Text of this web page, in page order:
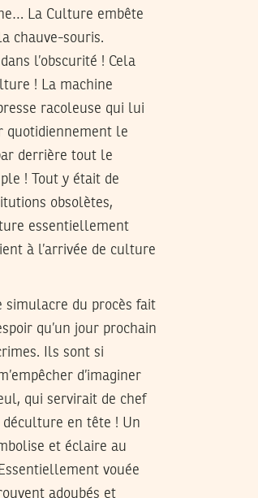
La Culture embête
chauve-souris.
l’obscurité ! Cela
! La machine
racoleuse qui lui
quotidiennement le
derrière tout le
! Tout y était de
obsolètes,
essentiellement
à l’arrivée de culture
simulacre du procès fait
qu’un jour prochain
Ils sont si
d’imaginer
qui servirait de chef
déculture en tête ! Un
et éclaire au
vouée
adoubés et